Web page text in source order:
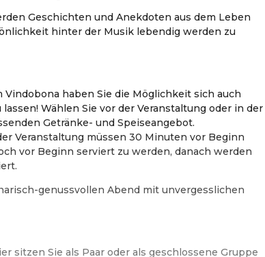
Geschichten und Anekdoten aus dem Leben
hinter der Musik lebendig werden zu
Vindobona haben Sie die Möglichkeit sich auch
Wählen Sie vor der Veranstaltung oder in der
Getränke- und Speiseangebot.
Veranstaltung müssen 30 Minuten vor Beginn
vor Beginn serviert zu werden, danach werden
genussvollen Abend mit unvergesslichen
sitzen Sie als Paar oder als geschlossene Gruppe